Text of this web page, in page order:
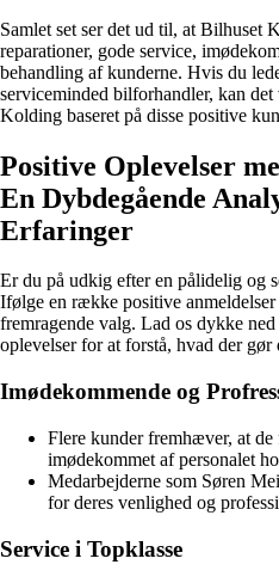
Samlet set ser det ud til, at Bilhuset
reparationer, gode service,
behandling af kunderne. Hvis du
serviceminded bilforhandler, kan
Kolding baseret på disse positive
Positive Oplevelser
En Dybdegående
Erfaringer
Er du på udkig efter en pålidelig og
Ifølge en række positive
fremragende valg. Lad os dykke
oplevelser for at forstå, hvad der
Imødekommende og
Flere kunder fremhæver, at de
imødekommet af personalet
Medarbejderne som Søren
for deres venlighed og
Service i Topklasse